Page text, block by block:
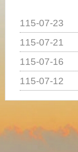
115-07-23
115-07-21
115-07-16
115-07-12